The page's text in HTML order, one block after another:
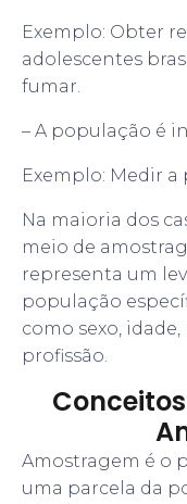
Exemplo: Obter
adolescentes
fumar.
– A população é
Exemplo: Medir
Na maioria dos
meio de
representa um
população
como sexo,
profissão.
Amostragem é o
uma parcela da